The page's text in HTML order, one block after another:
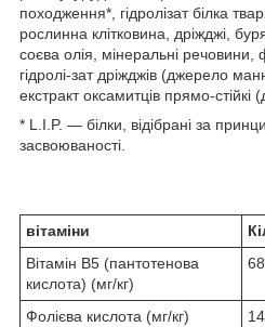
походження*, гідролізат білка
рослинна клітковина, дріжджі,
соєва олія, мінеральні речовини,
гідролі-зат дріжджів (джерело
екстракт оксамитців прямо-стійкі
* L.I.P. — білки, відібрані за
засвоюваності.
вітаміни
Вітамін B5 (пантотенова
кислота) (мг/кг)
Фолієва кислота (мг/кг)